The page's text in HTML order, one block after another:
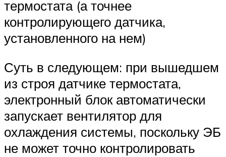
термостата (а точнее
контролирующего датчика,
установленного на нем)
Суть в следующем: при вышедшем
из строя датчике термостата,
электронный блок автоматически
запускает вентилятор для
охлаждения системы, поскольку ЭБ
не может точно контролировать